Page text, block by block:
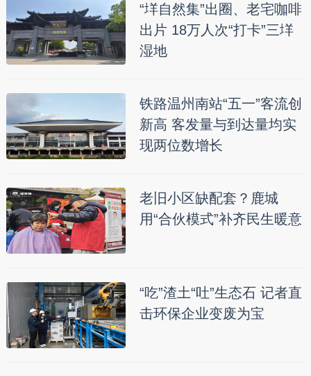
“垟自然集”出圈、老宅咖啡
出片 18万人次“打卡”三垟
湿地
铁路温州南站“五一”客流创
新高 客发量与到达量均实
现两位数增长
老旧小区缺配套？鹿城
用“合伙模式”补齐民生暖意
“吃”渣土“吐”生态石 记者直
击环保企业变废为宝